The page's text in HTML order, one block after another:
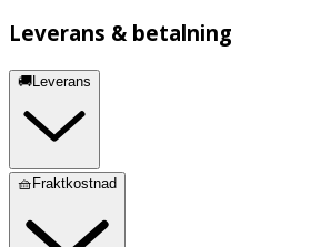
Leverans & betalning
🚚Leverans
🧺Fraktkostnad